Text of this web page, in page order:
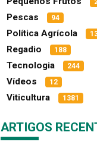
Pescas 94
Política Agrícola
Regadio 188
Tecnologia 244
Vídeos 12
Viticultura 1381
ARTIGOS